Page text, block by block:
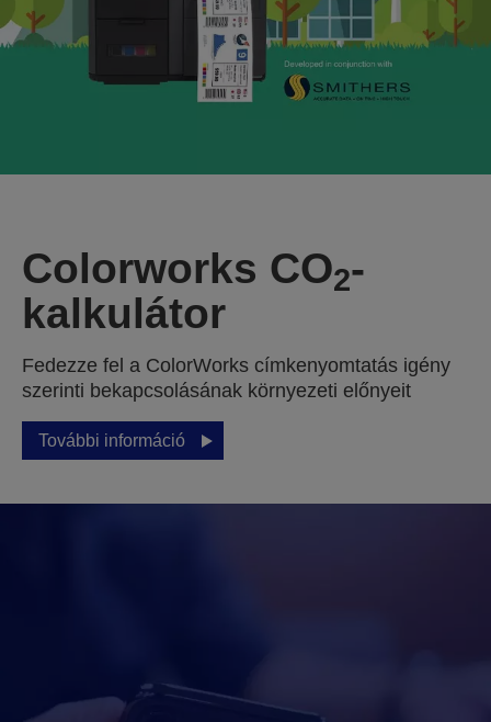
Colorworks CO2-
kalkulátor
Fedezze fel a ColorWorks címkenyomtatás igény
szerinti bekapcsolásának környezeti előnyeit
További információ